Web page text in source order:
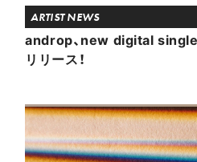
ARTIST NEWS
androp、new digital single
リリース！